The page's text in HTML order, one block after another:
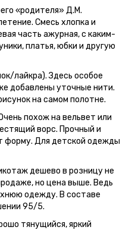
«родителя» Д.М.
Смесь хлопка и
часть ажурная, с каким-
платья, юбки и другую
лайкра). Здесь особое
добавлены уточные нити.
на самом полотне.
похож на вельвет или
ворс. Прочный и
форму. Для детской одежды
дешево в розницу не
но цена выше. Ведь
одежду. В составе
95/5.
тянущийся, яркий